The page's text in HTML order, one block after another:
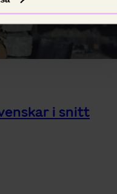
i snitt